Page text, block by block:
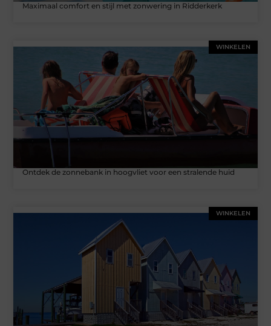
Maximaal comfort en stijl met zonwering in Ridderkerk
WINKELEN
Ontdek de zonnebank in hoogvliet voor een stralende huid
WINKELEN